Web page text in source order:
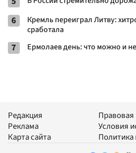
6
Кремль переиграл Литву:
сработала
7 Ермолаев день: что можно и
Редакция
Реклама
Карта сайта
Условия